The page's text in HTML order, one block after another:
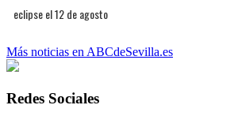
eclipse el 12 de agosto
Más noticias en ABCdeSevilla.es
Redes Sociales